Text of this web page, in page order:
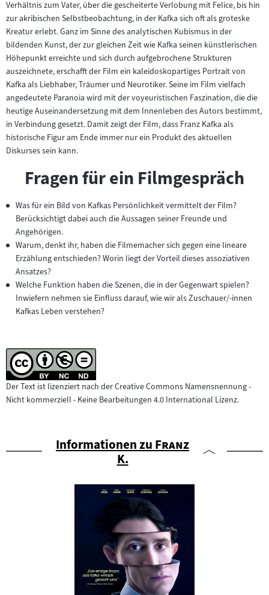
Verhältnis zum Vater, über die gescheiterte Verlobung mit Felice, bis hin
zur akribischen Selbstbeobachtung, in der Kafka sich oft als groteske
Kreatur erlebt. Ganz im Sinne des analytischen Kubismus in der
bildenden Kunst, der zur gleichen Zeit wie Kafka seinen künstlerischen
Höhepunkt erreichte und sich durch aufgebrochene Strukturen
auszeichnete, erschafft der Film ein kaleidoskopartiges Portrait von
Kafka als Liebhaber, Träumer und Neurotiker. Seine im Film vielfach
angedeutete Paranoia wird mit der voyeuristischen Faszination, die die
heutige Auseinandersetzung mit dem Innenleben des Autors bestimmt,
in Verbindung gesetzt. Damit zeigt der Film, dass Franz Kafka als
historische Figur am Ende immer nur ein Produkt des aktuellen
Diskurses sein kann.
Fragen für ein Filmgespräch
Was für ein Bild von Kafkas Persönlichkeit vermittelt der Film?
Berücksichtigt dabei auch die Aussagen seiner Freunde und
Angehörigen.
Warum, denkt ihr, haben die Filmemacher sich gegen eine lineare
Erzählung entschieden? Worin liegt der Vorteil dieses assoziativen
Ansatzes?
Welche Funktion haben die Szenen, die in der Gegenwart spielen?
Inwiefern nehmen sie Einfluss darauf, wie wir als Zuschauer/-innen
Kafkas Leben verstehen?
Der Text ist lizenziert nach der Creative Commons Namensnennung -
Nicht kommerziell - Keine Bearbeitungen 4.0 International Lizenz.
Informationen zu "
Franz
K."